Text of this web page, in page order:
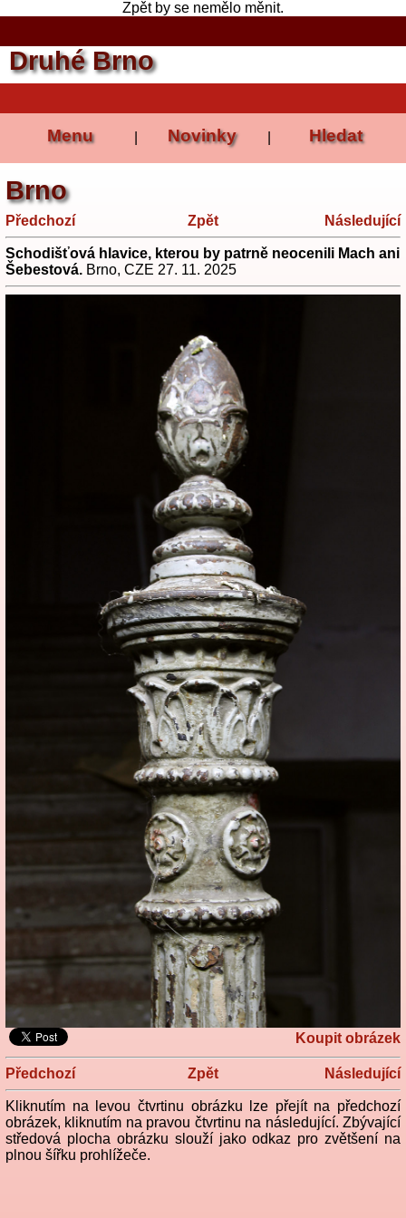
Zpět by se nemělo měnit.
Druhé Brno
Menu Novinky Hledat
Brno
Předchozí Zpět Následující
Schodišťová hlavice, kterou by patrně neocenili Mach ani
Šebestová. Brno, CZE 27. 11. 2025
Koupit obrázek
Předchozí Zpět Následující
Kliknutím na levou čtvrtinu obrázku lze přejít na předchozí
obrázek, kliknutím na pravou čtvrtinu na následující. Zbývající
středová plocha obrázku slouží jako odkaz pro zvětšení na
plnou šířku prohlížeče.